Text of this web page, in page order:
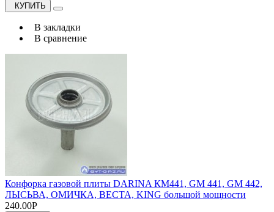
КУПИТЬ
В закладки
В сравнение
Конфорка газовой плиты DARINA КМ441, GM 441, GM 442,
ЛЫСЬВА, ОМИЧКА, ВЕСТА, KING большой мощности
240.00Р